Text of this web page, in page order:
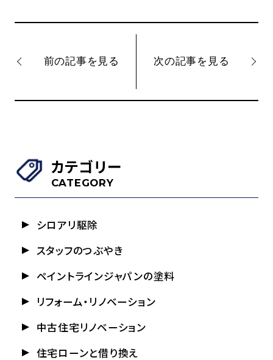
前の記事を見る 次の記事を見る
カテゴリー
CATEGORY
シロアリ駆除
スタッフのつぶやき
ペイントラインジャパンの塗料
リフォーム・リノベーション
中古住宅リノベーション
住宅ローンと借り換え